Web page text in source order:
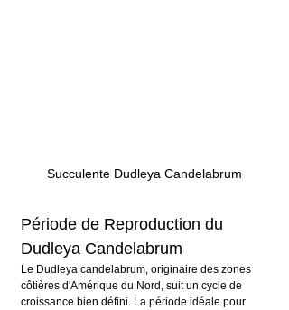
Succulente Dudleya Candelabrum
Période de Reproduction du
Dudleya Candelabrum
Le Dudleya candelabrum, originaire des zones
côtières d'Amérique du Nord, suit un cycle de
croissance bien défini. La période idéale pour